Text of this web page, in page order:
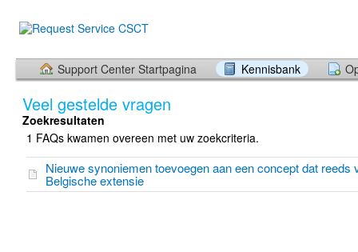
Support Center Startpagina Kennisbank
Veel gestelde vragen
Zoekresultaten
1 FAQs kwamen overeen met uw zoekcriteria.
Nieuwe synoniemen toevoegen aan een concept dat reeds
Belgische extensie